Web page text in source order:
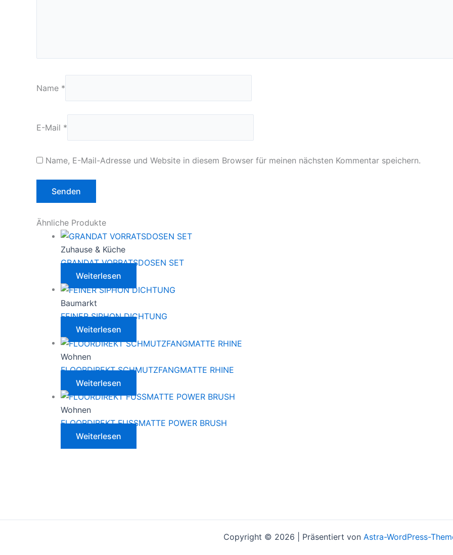
Name *
E-Mail *
Name, E-Mail-Adresse und Website in diesem Browser für meinen nächsten Kommentar speichern.
Ähnliche Produkte
Zuhause & Küche
GRANDAT VORRATSDOSEN SET
Weiterlesen
Baumarkt
FEINER SIPHON DICHTUNG
Weiterlesen
Wohnen
FLOORDIREKT SCHMUTZFANGMATTE RHINE
Weiterlesen
Wohnen
FLOORDIREKT FUSSMATTE POWER BRUSH
Weiterlesen
Copyright © 2026 | Präsentiert von Astra-WordPress-